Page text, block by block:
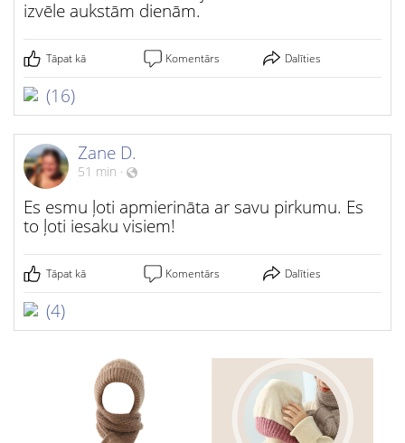
izvēle aukstām dienām.
Tāpat kā Komentārs Dalīties
(16)
Zane D.
51 min ·
Es esmu ļoti apmierināta ar savu pirkumu. Es
to ļoti iesaku visiem!
Tāpat kā Komentārs Dalīties
(4)